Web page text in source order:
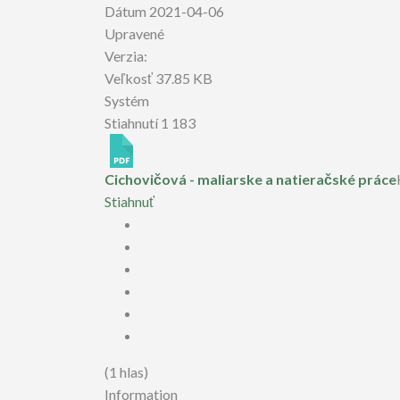
Dátum 2021-04-06
Upravené
Verzia:
Veľkosť 37.85 KB
Systém
Stiahnutí 1 183
Cichovičová - maliarske a natieračské práce
Stiahnuť
(1 hlas)
Information